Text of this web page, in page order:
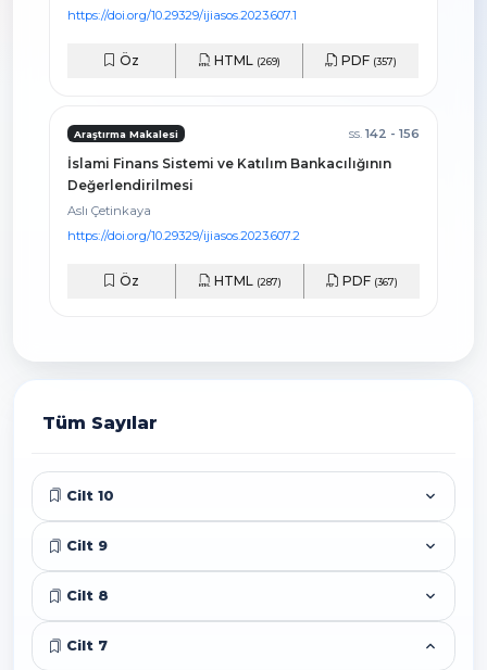
https://doi.org/10.29329/ijiasos.2023.607.1
Öz HTML (269) PDF (357)
Araştırma Makalesi ss. 142 - 156
İslami Finans Sistemi ve Katılım Bankacılığının
Değerlendirilmesi
Aslı Çetinkaya
https://doi.org/10.29329/ijiasos.2023.607.2
Öz HTML (287) PDF (367)
Tüm Sayılar
Cilt 10
Cilt 9
Cilt 8
Cilt 7